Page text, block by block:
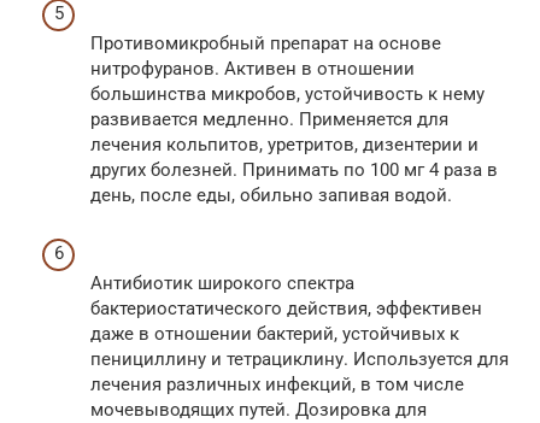
Противомикробный препарат на основе
нитрофуранов. Активен в отношении
большинства микробов, устойчивость к нему
развивается медленно. Применяется для
лечения кольпитов, уретритов, дизентерии и
других болезней. Принимать по 100 мг 4 раза в
день, после еды, обильно запивая водой.
Антибиотик широкого спектра
бактериостатического действия, эффективен
даже в отношении бактерий, устойчивых к
пенициллину и тетрациклину. Используется для
лечения различных инфекций, в том числе
мочевыводящих путей. Дозировка для